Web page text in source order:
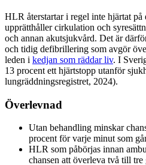
HLR återstartar i regel inte hjärtat
upprätthåller cirkulation och
och annan akutsjukvård. Det är
och tidig defibrillering som avgör
leden i kedjan som räddar liv. I
13 procent ett hjärtstopp utanför
lungräddningsregistret, 2024).
Överlevnad
Utan behandling minskar
procent för varje minut som
HLR som påbörjas innan
chansen att överleva två till tre